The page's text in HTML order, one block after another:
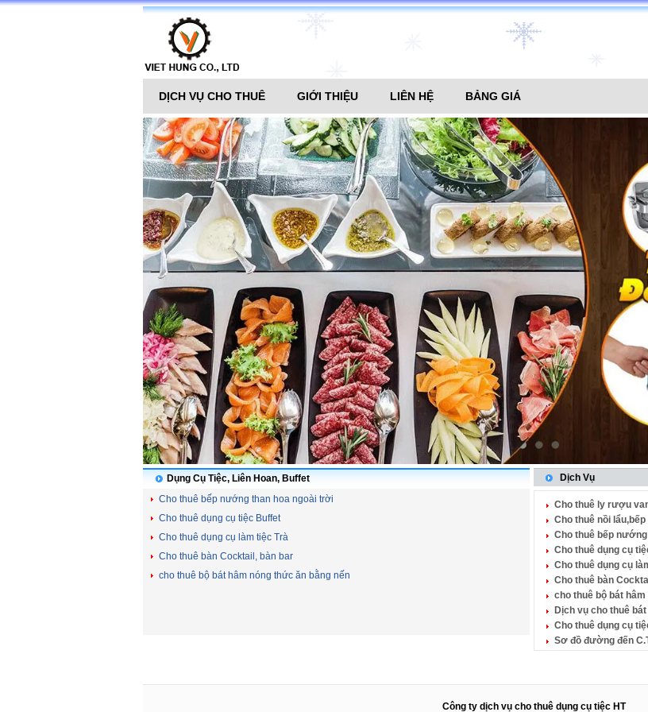
DỊCH VỤ CHO THUÊ GIỚI THIỆU LIÊN HỆ BẢNG GIÁ
Dụng Cụ Tiệc, Liên Hoan, Buffet
Cho thuê bếp nướng than hoa ngoài trời
Cho thuê dụng cụ tiệc Buffet
Cho thuê dụng cụ làm tiệc Trà
Cho thuê bàn Cocktail, bàn bar
cho thuê bộ bát hâm nóng thức ăn bằng nến
Dịch Vụ
Cho thuê ly rượu
Cho thuê nồi
Cho thuê bếp
Cho thuê dụng cụ
Cho thuê dụng cụ
Cho thuê bàn
cho thuê bộ bát
Dịch vụ cho thuê
Cho thuê dụng cụ
Sơ đồ đường đến
Công ty dịch vụ cho thuê dụng cụ tiệc HT